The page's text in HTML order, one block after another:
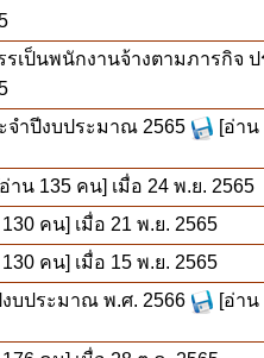
เป็นพนักงานจ้างตามภารกิจ
จำปีงบประมาณ 2565
[อ่าน
าน 135 คน] เมื่อ 24 พ.ย. 2565
คน] เมื่อ 21 พ.ย. 2565
คน] เมื่อ 15 พ.ย. 2565
บประมาณ พ.ศ. 2566
[อ่าน